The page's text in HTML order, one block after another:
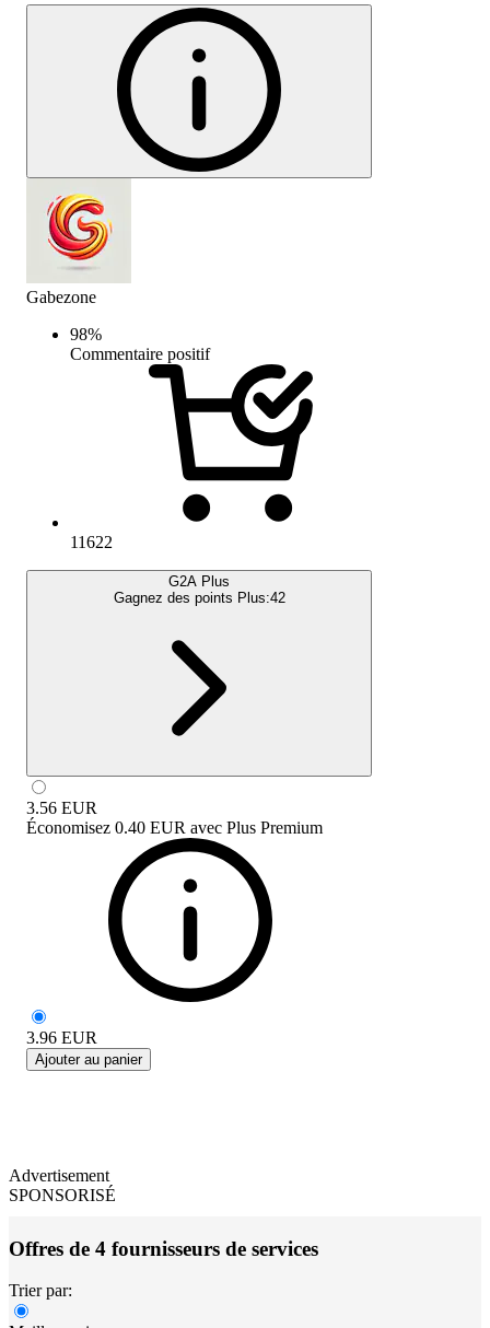
Gabezone
98%
Commentaire positif
11622
G2A Plus
Gagnez des points Plus:42
3.56 EUR
Économisez 0.40 EUR avec Plus Premium
3.96 EUR
Ajouter au panier
Advertisement
SPONSORISÉ
Offres de 4 fournisseurs de services
Trier par: